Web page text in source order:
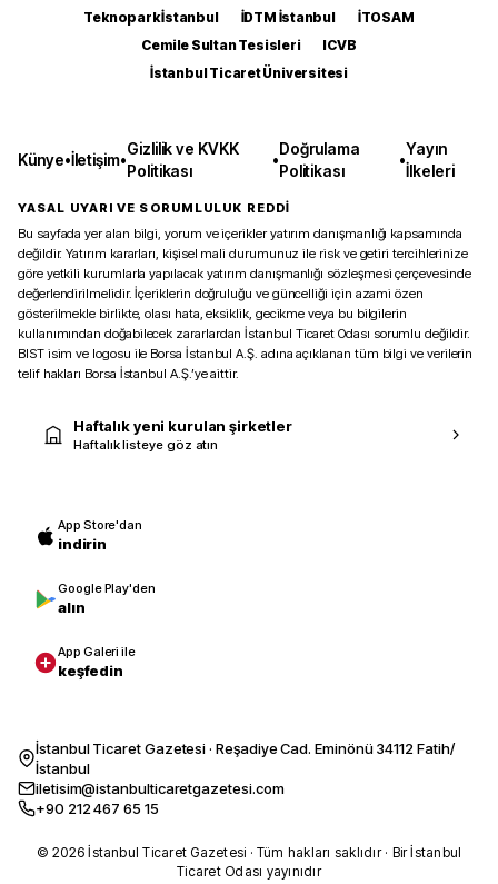
Teknopark İstanbul
İDTM İstanbul
İTOSAM
Cemile Sultan Tesisleri
ICVB
İstanbul Ticaret Üniversitesi
Künye•İletişim•
Gizlilik ve KVKK
Politikası
•
Doğrulama
Politikası
•
Yayın
İlkeleri
YASAL UYARI VE SORUMLULUK REDDİ
Bu sayfada yer alan bilgi, yorum ve içerikler yatırım danışmanlığı kapsamında
değildir. Yatırım kararları, kişisel mali durumunuz ile risk ve getiri tercihlerinize
göre yetkili kurumlarla yapılacak yatırım danışmanlığı sözleşmesi çerçevesinde
değerlendirilmelidir. İçeriklerin doğruluğu ve güncelliği için azami özen
gösterilmekle birlikte, olası hata, eksiklik, gecikme veya bu bilgilerin
kullanımından doğabilecek zararlardan İstanbul Ticaret Odası sorumlu değildir.
BIST isim ve logosu ile Borsa İstanbul A.Ş. adına açıklanan tüm bilgi ve verilerin
telif hakları Borsa İstanbul A.Ş.’ye aittir.
Haftalık yeni kurulan şirketler
Haftalık listeye göz atın
App Store'dan
indirin
Google Play'den
alın
App Galeri ile
keşfedin
İstanbul Ticaret Gazetesi · Reşadiye Cad. Eminönü 34112 Fatih/
İstanbul
iletisim@istanbulticaretgazetesi.com
+90 212 467 65 15
© 2026 İstanbul Ticaret Gazetesi · Tüm hakları saklıdır · Bir İstanbul
Ticaret Odası yayınıdır